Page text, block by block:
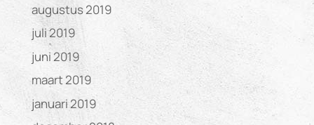
augustus 2019
juli 2019
juni 2019
maart 2019
januari 2019